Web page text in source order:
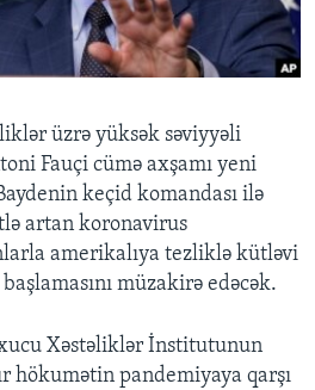
üzrə yüksək səviyyəli
Fauçi cümə axşamı yeni
keçid komandası ilə
artan koronavirus
amerikalıya tezliklə kütləvi
müzakirə edəcək.
Xəstəliklər İnstitutunun
hökumətin pandemiyaya qarşı